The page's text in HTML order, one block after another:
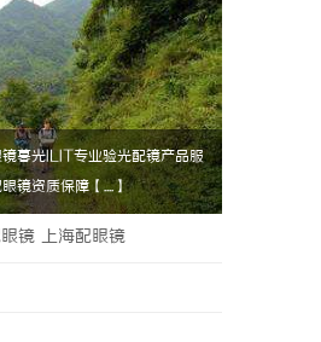
暮光ILIT专业验光配镜产品服
镜资质保障【....】
镜 上海配眼镜